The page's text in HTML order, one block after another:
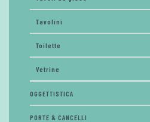
Tavolini
Toilette
Vetrine
OGGETTISTICA
PORTE & CANCELLI